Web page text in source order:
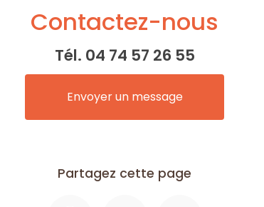
Contactez-nous
Tél. 04 74 57 26 55
Envoyer un message
Partagez cette page